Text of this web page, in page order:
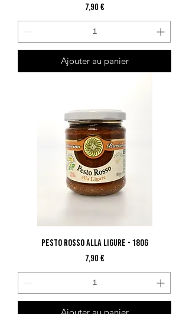
Prix
7,90 €
Ajouter au panier
Pesto Rosso Alla Ligure - 180G
Prix
7,90 €